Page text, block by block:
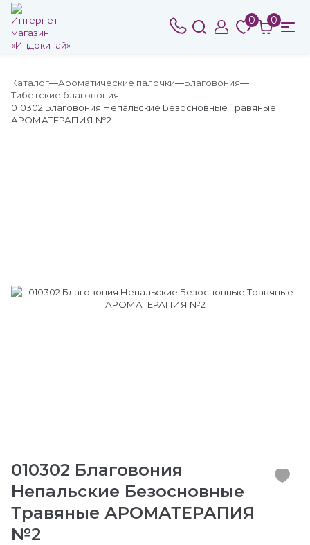
0 0
Каталог Ароматические палочки
Благовония
Тибетские благовония
010302 Благовония Непальские Безосновные Травяные
АРОМАТЕРАПИЯ №2
010302 Благовония
Непальские Безосновные
Травяные АРОМАТЕРАПИЯ
№2